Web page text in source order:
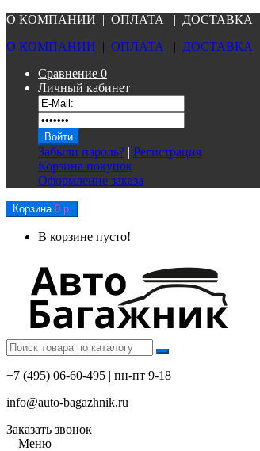
О КОМПАНИИ | ОПЛАТА | ДОСТАВКА
О КОМПАНИИ | ОПЛАТА | ДОСТАВКА
Сравнение 0
Личный кабинет
Забыли пароль? | Регистрация
Корзина покупок
Оформление заказа
Корзина 0 р.
В корзине пусто!
+7 (495) 06-60-495 | пн-пт 9-18
info@auto-bagazhnik.ru
Заказать звонок
Меню